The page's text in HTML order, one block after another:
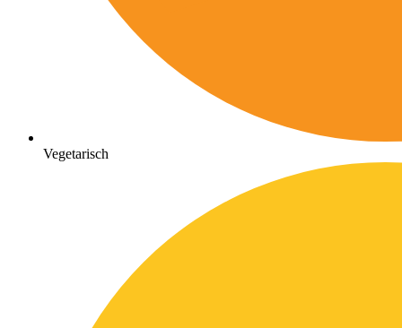
Vegetarisch